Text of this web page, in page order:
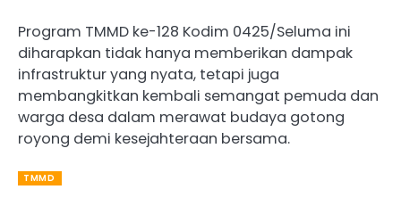
Program TMMD ke-128 Kodim 0425/Seluma ini
diharapkan tidak hanya memberikan dampak
infrastruktur yang nyata, tetapi juga
membangkitkan kembali semangat pemuda dan
warga desa dalam merawat budaya gotong
royong demi kesejahteraan bersama.
TMMD